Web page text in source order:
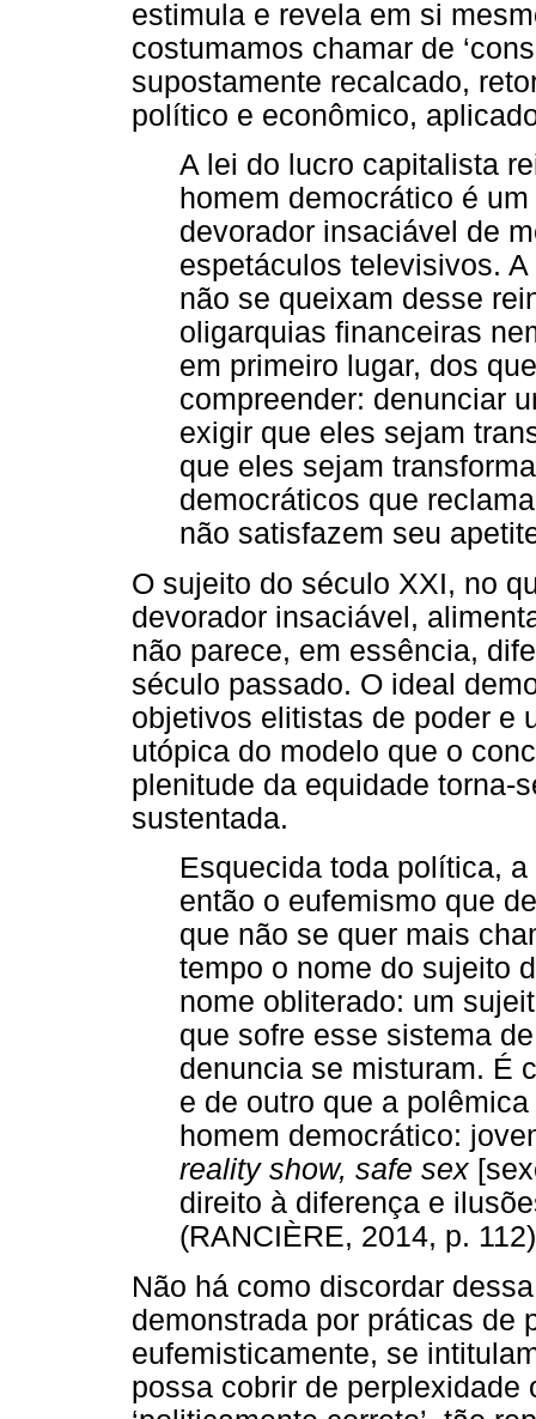
estimula e revela em si
costumamos chamar de
supostamente recalcado,
político e econômico,
A lei do lucro capitalista
homem democrático é
devorador insaciável de
espetáculos televisivos.
não se queixam desse
oligarquias financeiras
em primeiro lugar, dos
compreender: denunciar
exigir que eles sejam
que eles sejam
democráticos que
não satisfazem seu
O sujeito do século XXI, no
devorador insaciável,
não parece, em essência,
século passado. O ideal
objetivos elitistas de poder e
utópica do modelo que o
plenitude da equidade torna-
sustentada.
Esquecida toda política, a
então o eufemismo que
que não se quer mais
tempo o nome do sujeito
nome obliterado: um
que sofre esse sistema
denuncia se misturam. É
e de outro que a
homem democrático:
reality show, safe sex
direito à diferença e
(RANCIÈRE, 2014, p.
Não há como discordar
demonstrada por práticas de
eufemisticamente, se
possa cobrir de perplexidade